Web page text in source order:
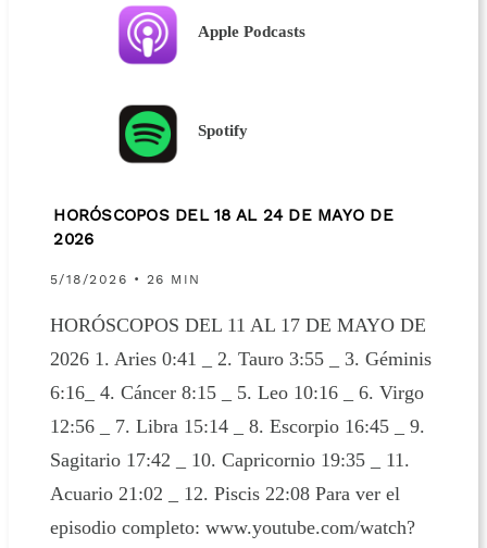
Apple Podcasts
Spotify
HORÓSCOPOS DEL 18 AL 24 DE MAYO DE
2026
5/18/2026 • 26 MIN
HORÓSCOPOS DEL 11 AL 17 DE MAYO DE
2026 1. Aries 0:41 _ 2. Tauro 3:55 _ 3. Géminis
6:16_ 4. Cáncer 8:15 _ 5. Leo 10:16 _ 6. Virgo
12:56 _ 7. Libra 15:14 _ 8. Escorpio 16:45 _ 9.
Sagitario 17:42 _ 10. Capricornio 19:35 _ 11.
Acuario 21:02 _ 12. Piscis 22:08 Para ver el
episodio completo: www.youtube.com/watch?